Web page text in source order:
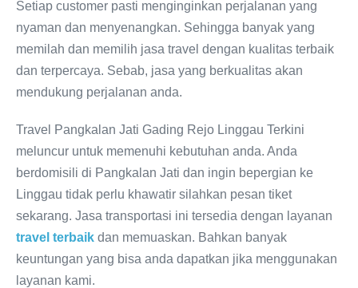
Setiap customer pasti menginginkan perjalanan yang
nyaman dan menyenangkan. Sehingga banyak yang
memilah dan memilih jasa travel dengan kualitas terbaik
dan terpercaya. Sebab, jasa yang berkualitas akan
mendukung perjalanan anda.
Travel Pangkalan Jati Gading Rejo Linggau Terkini
meluncur untuk memenuhi kebutuhan anda. Anda
berdomisili di Pangkalan Jati dan ingin bepergian ke
Linggau tidak perlu khawatir silahkan pesan tiket
sekarang. Jasa transportasi ini tersedia dengan layanan
travel terbaik dan memuaskan. Bahkan banyak
keuntungan yang bisa anda dapatkan jika menggunakan
layanan kami.